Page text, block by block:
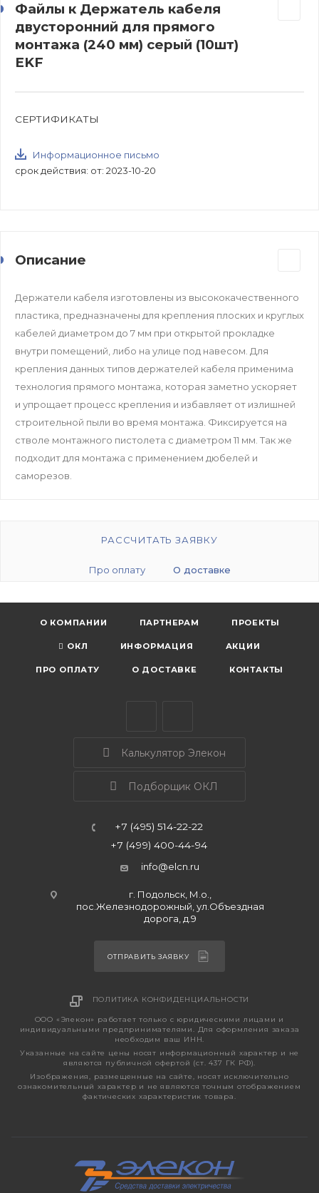
Файлы к Держатель кабеля
двусторонний для прямого
монтажа (240 мм) серый (10шт)
EKF
СЕРТИФИКАТЫ
Информационное письмо
срок действия: от: 2023-10-20
Описание
Держатели кабеля изготовлены из высококачественного
пластика, предназначены для крепления плоских и круглых
кабелей диаметром до 7 мм при открытой прокладке
внутри помещений, либо на улице под навесом. Для
крепления данных типов держателей кабеля применима
технология прямого монтажа, которая заметно ускоряет
и упрощает процесс крепления и избавляет от излишней
строительной пыли во время монтажа. Фиксируется на
стволе монтажного пистолета с диаметром 11 мм. Так же
подходит для монтажа с применением дюбелей и
саморезов.
РАССЧИТАТЬ ЗАЯВКУ
Про оплату О доставке
О КОМПАНИИ ПАРТНЕРАМ ПРОЕКТЫ
ОКЛ ИНФОРМАЦИЯ АКЦИИ
ПРО ОПЛАТУ О ДОСТАВКЕ КОНТАКТЫ
Калькулятор Элекон
Подборщик ОКЛ
+7 (495) 514-22-22
+7 (499) 400-44-94
info@elcn.ru
г. Подольск, М.о.,
пос.Железнодорожный, ул.Объездная
дорога, д.9
ОТПРАВИТЬ ЗАЯВКУ
ПОЛИТИКА КОНФИДЕНЦИАЛЬНОСТИ
ООО «Элекон» работает только с юридическими лицами и
индивидуальными предпринимателями. Для оформления заказа
необходим ваш ИНН.
Указанные на сайте цены носят информационный характер и не
являются публичной офертой (ст. 437 ГК РФ).
Изображения, размещенные на сайте, носят исключительно
ознакомительный характер и не являются точным отображением
фактических характеристик товара.